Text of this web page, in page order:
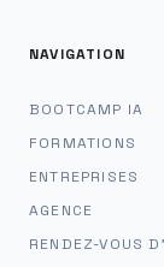
NAVIGATION
BOOTCAMP IA
FORMATIONS
ENTREPRISES
AGENCE
RENDEZ-VOUS